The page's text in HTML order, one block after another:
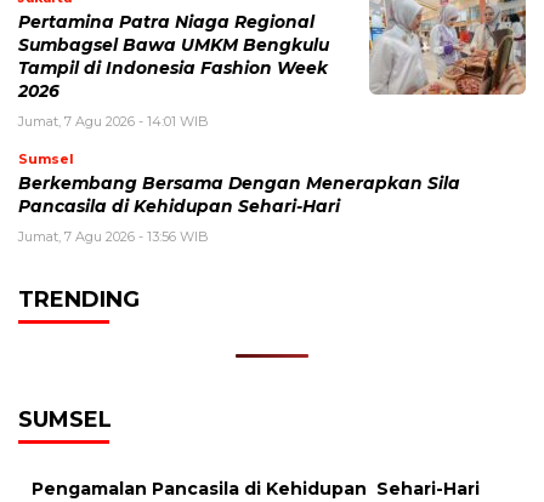
Pertamina Patra Niaga Regional
Sumbagsel Bawa UMKM Bengkulu
Tampil di Indonesia Fashion Week
2026
Jumat, 7 Agu 2026 - 14:01 WIB
Sumsel
Berkembang Bersama Dengan Menerapkan Sila
Pancasila di Kehidupan Sehari-Hari
Jumat, 7 Agu 2026 - 13:56 WIB
TRENDING
SUMSEL
Pengamalan Pancasila di Kehidupan Sehari-Hari